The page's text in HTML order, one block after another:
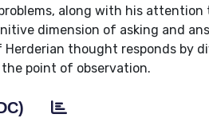
along with his
dimension of asking and
thought responds by
point of observation.